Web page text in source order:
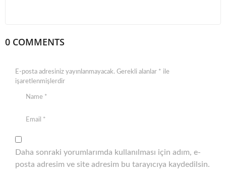
0 COMMENTS
E-posta adresiniz yayınlanmayacak. Gerekli alanlar * ile
işaretlenmişlerdir
Daha sonraki yorumlarımda kullanılması için adım, e-
posta adresim ve site adresim bu tarayıcıya kaydedilsin.